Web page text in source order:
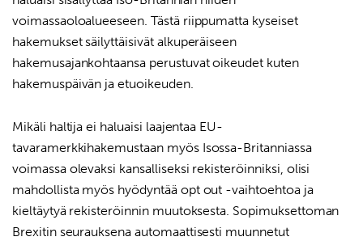
voimassaoloalueeseen. Tästä riippumatta kyseiset
hakemukset säilyttäisivät alkuperäiseen
hakemusajankohtaansa perustuvat oikeudet kuten
hakemuspäivän ja etuoikeuden.
Mikäli haltija ei haluaisi laajentaa EU-
tavaramerkkihakemustaan myös Isossa-Britanniassa
voimassa olevaksi kansalliseksi rekisteröinniksi, olisi
mahdollista myös hyödyntää opt out -vaihtoehtoa ja
kieltäytyä rekisteröinnin muutoksesta. Sopimuksettoman
Brexitin seurauksena automaattisesti muunnetut